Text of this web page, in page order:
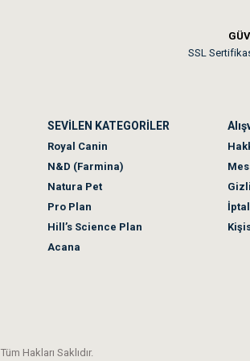
Akşam verdiğim sipariş bir
SSL
SEVİLEN KATEGORİLER
Royal Canin
N&D (Farmina)
Natura Pet
Pro Plan
Hill’s Science Plan
Acana
Tüm Hakları Saklıdır.